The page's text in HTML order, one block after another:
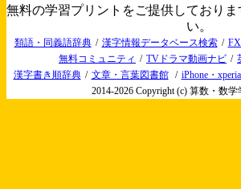
無料の学習プリントをご提供しており
い。
類語・同義語辞典 / 漢字情報データベース検索 /
無料コミュニティ / TVドラマ動画ナビ /
漢字書き順辞典 / 文章・言葉図書館 / iPhone・
2014-2026 Copyright (c) 算数・数